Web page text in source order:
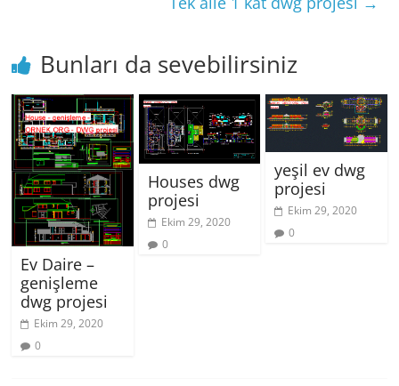
Bunları da sevebilirsiniz
Ev Daire –
genişleme
dwg projesi
Ekim 29, 2020
0
Houses dwg
projesi
Ekim 29, 2020
0
yeşil ev dwg
projesi
Ekim 29, 2020
0